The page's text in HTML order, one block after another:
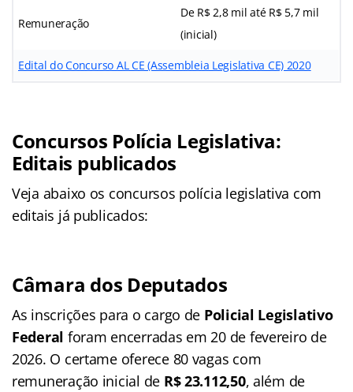
Remuneração
De R$ 2,8 mil até R$ 5,7 mil
(inicial)
Edital do Concurso AL CE (Assembleia Legislativa CE) 2020
Concursos Polícia Legislativa:
Editais publicados
Veja abaixo os concursos polícia legislativa com
editais já publicados:
Câmara dos Deputados
As inscrições para o cargo de Policial Legislativo
Federal foram encerradas em 20 de fevereiro de
2026. O certame oferece 80 vagas com
remuneração inicial de R$ 23.112,50, além de